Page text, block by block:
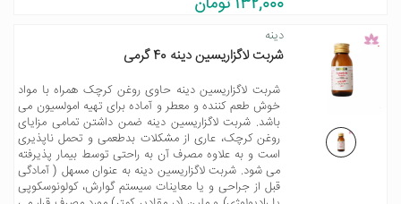
دینه
شربت لاگزاریسین دینه 40 گرمی
شربت لاگزاریسین دینه حاوی روغن کرچک همراه با مواد
خوش طعم کننده و معطر و آماده برای تهیه امولسیون می
باشد. شربت لاگزاریسین دینه ضمن داشتن تمامی مزایای
روغن کرچک، عاری از مشکلات بدطعمی و تحمل ناپذیری
است و به علاوه مصرف آن به راحتی توسط بیمار پذیرفته
می شود. شربت لاگزاریسین دینه به عنوان مسهل ( آمادگی
قبل از جراحی و یا معاینات سیستم گوارش، کولونوسکوپی